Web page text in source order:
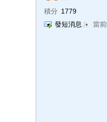
積分 1779
發短消息
當